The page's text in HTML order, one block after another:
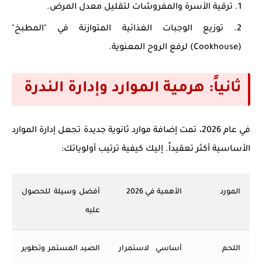
ترقية الأسرة والمفروشات لتقليل معدل المرض.
توزيع الوجبات الغذائية المتوازنة في "المطبخ"
(Cookhouse) لرفع الروح المعنوية.
ثانياً: هرمية الموارد وإدارة الندرة
في عام 2026، تمت إضافة موارد ثانوية جديدة تجعل إدارة الموارد
الأساسية أكثر تعقيداً. إليك كيفية ترتيب أولوياتك:
المورد الأهمية في 2026 أفضل وسيلة للحصول
عليه
اللحم أساسي لاستمرار الصيد المستمر وتطوير